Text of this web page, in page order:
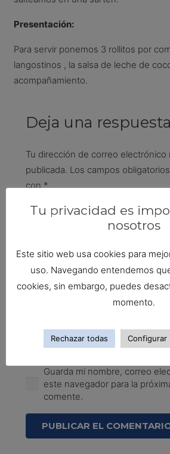
Presentación:
Para servir ponemos 3 rollitos por
langostinos , la salsa de leche de
acompañamiento.
Deja una respuesta
Tu dirección de correo electrónico
publicada. Los campos
con *
Guarda mi nombre, correo
este navegador para la
comente.
PUBLICAR EL
Tu privacidad es
nosotros
Este sitio web usa cookies para
uso. Navegando entendemos
cookies, sin embargo, puedes
momento.
Rechazar todas Configurar